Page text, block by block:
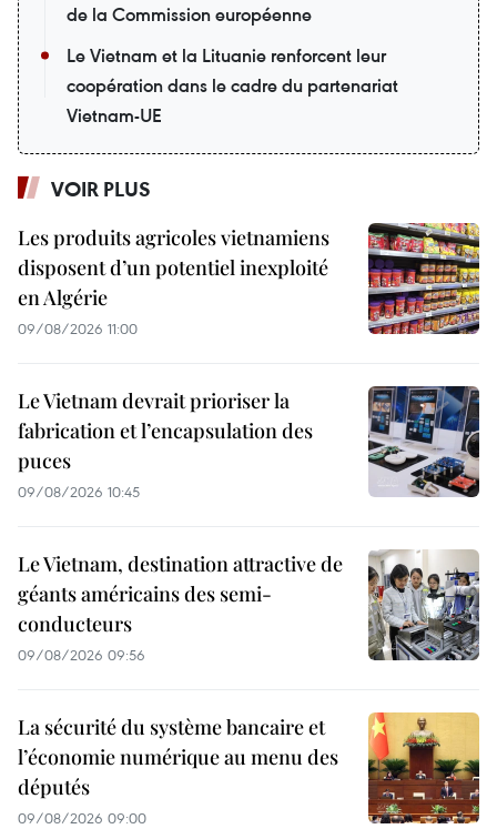
de la Commission européenne
Le Vietnam et la Lituanie renforcent leur
coopération dans le cadre du partenariat
Vietnam-UE
VOIR PLUS
Les produits agricoles vietnamiens
disposent d’un potentiel inexploité
en Algérie
09/08/2026 11:00
Le Vietnam devrait prioriser la
fabrication et l’encapsulation des
puces
09/08/2026 10:45
Le Vietnam, destination attractive de
géants américains des semi-
conducteurs
09/08/2026 09:56
La sécurité du système bancaire et
l’économie numérique au menu des
députés
09/08/2026 09:00